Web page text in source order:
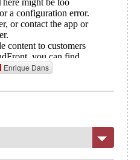
Enrique Dans